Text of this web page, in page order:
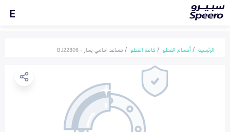
E
الرئيسية أقسام القطع كافة القطع مساعد امامي يسار - BJ22806